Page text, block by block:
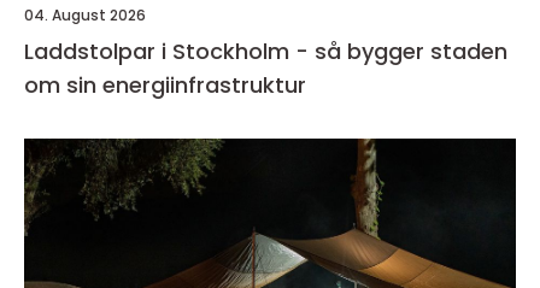
04. August 2026
Laddstolpar i Stockholm - så bygger staden
om sin energiinfrastruktur